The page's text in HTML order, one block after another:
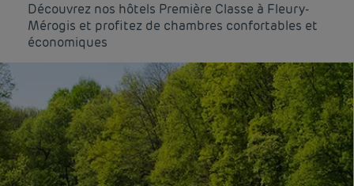
Découvrez nos hôtels Première Classe à Fleury-
Mérogis et profitez de chambres confortables et
économiques